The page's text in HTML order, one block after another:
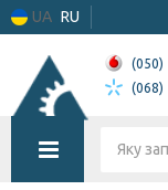
UA RU
(050)
(068)